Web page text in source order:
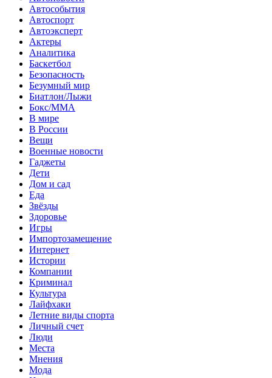
Автособытия
Автоспорт
Автоэксперт
Актеры
Аналитика
Баскетбол
Безопасность
Безумный мир
Биатлон/Лыжи
Бокс/MMA
В мире
В России
Вещи
Военные новости
Гаджеты
Дети
Дом и сад
Еда
Звёзды
Здоровье
Игры
Импортозамещение
Интернет
Истории
Компании
Криминал
Культура
Лайфхаки
Летние виды спорта
Личный счет
Люди
Места
Мнения
Мода